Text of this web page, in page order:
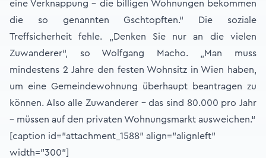
eine Verknappung - die billigen Wohnungen bekommen
die so genannten Gschtopften.“ Die soziale
Treffsicherheit fehle. „Denken Sie nur an die vielen
Zuwanderer“, so Wolfgang Macho. „Man muss
mindestens 2 Jahre den festen Wohnsitz in Wien haben,
um eine Gemeindewohnung überhaupt beantragen zu
können. Also alle Zuwanderer – das sind 80.000 pro Jahr
– müssen auf den privaten Wohnungsmarkt ausweichen.“
[caption id="attachment_1588" align="alignleft"
width="300"]